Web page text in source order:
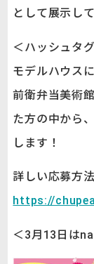
として展示し
＜ハッシュタ
モデルハウス
前衛弁当美術
た方の中から
します！
詳しい応募方
https://
＜3月13日は